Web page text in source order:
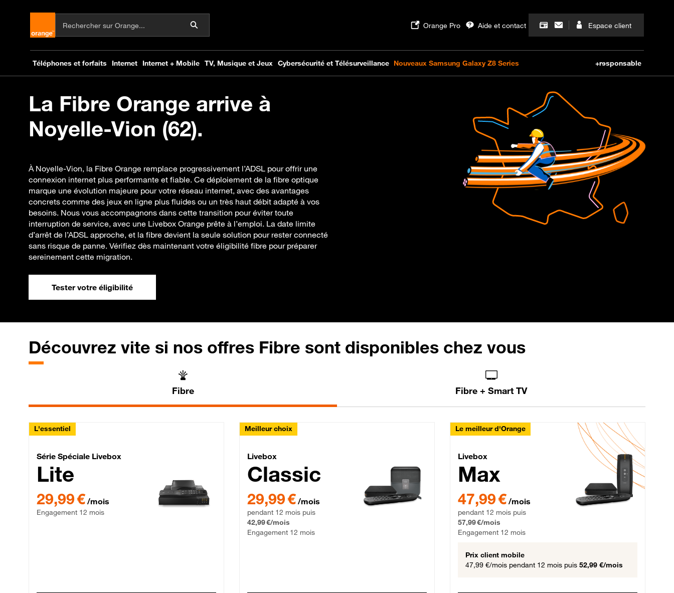
La Fibre Orange arrive à
Noyelle-Vion (62).
À Noyelle-Vion, la Fibre Orange remplace progressivement l’ADSL pour offrir une
connexion internet plus performante et fiable. Ce déploiement de la fibre optique
marque une évolution majeure pour votre réseau internet, avec des avantages
concrets comme des jeux en ligne plus fluides ou un très haut débit adapté à vos
besoins. Nous vous accompagnons dans cette transition pour éviter toute
interruption de service, avec une Livebox Orange prête à l’emploi. La date limite
d’arrêt de l’ADSL approche, et la fibre devient la seule solution pour rester connecté
sans risque de panne. Vérifiez dès maintenant votre éligibilité fibre pour préparer
sereinement cette migration.
Tester votre éligibilité
Découvrez vite si nos offres Fibre sont disponibles chez vous
Fibre Fibre + Smart TV
L'essentiel
Série Spéciale Livebox Lite Fibre
Série Spéciale Livebox
Lite
29,99 € par mois , Engagement 12 mois
29,99 € /mois
Engagement 12 mois
Meilleur choix
Livebox Classic Fibre
Livebox
Classic
29,99 € par mois pendant 12 mois puis 42,99 € par mois, Engagement 12 mois
29,99 € /mois
pendant 12 mois puis
42,99 €/mois
Engagement 12 mois
Le meilleur d'Orange
Livebox Max Fibre
Livebox
Max
47,99 € par mois pendant 12 mois puis 57,99 € par mois,
47,99 € /mois
pendant 12 mois puis
57,99 €/mois
Engagement 12 mois
Prix client mobile
47,99 €/mois pendant 12 mois puis 52,99 €/mois